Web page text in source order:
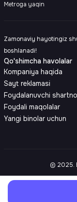
Metroga yaqin
Zamonaviy hayotingiz
boshlanadi!
Qo'shimcha havolalar
Kompaniya haqida
Sayt reklamasi
Foydalanuvchi
Foydali maqolalar
Yangi binolar uchun
© 2025.